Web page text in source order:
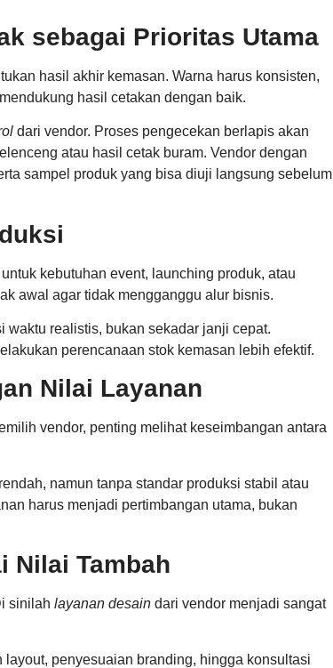
sebagai Prioritas Utama
hasil akhir kemasan. Warna harus konsisten,
hasil cetakan dengan baik.
dari vendor. Proses pengecekan berlapis akan
atau hasil cetak buram. Vendor dengan
sampel produk yang bisa diuji langsung sebelum
kebutuhan event, launching produk, atau
awal agar tidak mengganggu alur bisnis.
realistis, bukan sekadar janji cepat.
perencanaan stok kemasan lebih efektif.
Nilai Layanan
vendor, penting melihat keseimbangan antara
namun tanpa standar produksi stabil atau
harus menjadi pertimbangan utama, bukan
Nilai Tambah
sinilah layanan desain dari vendor menjadi sangat
penyesuaian branding, hingga konsultasi